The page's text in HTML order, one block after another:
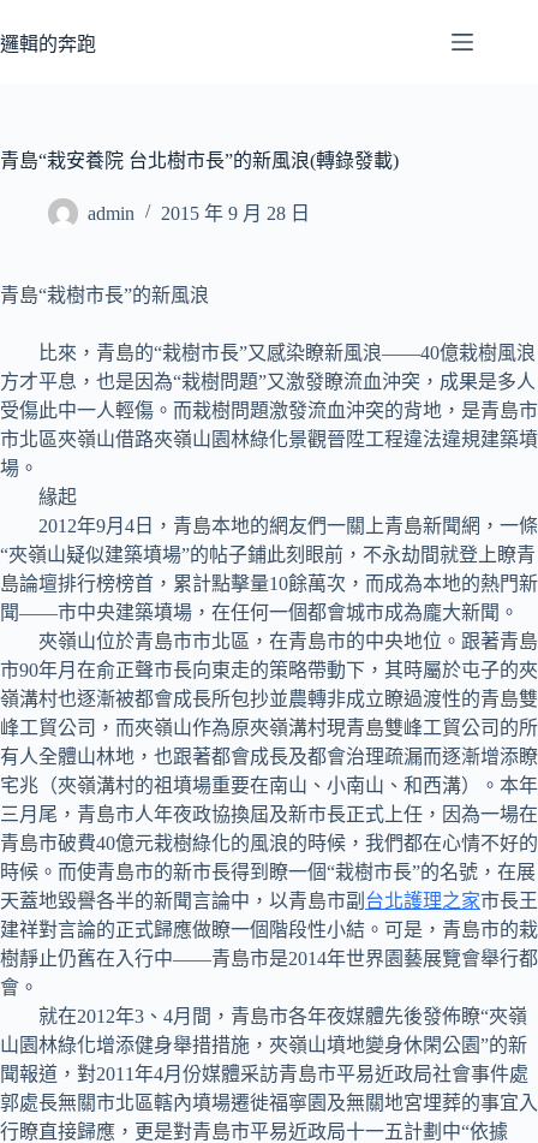
至
容
邏輯的奔跑
青島“栽安養院 台北樹市長”的新風浪(轉錄發載)
admin 2015 年 9 月 28 日
青島“栽樹市長”的新風浪
比來，青島的“栽樹市長”又感染瞭新風浪——40億栽樹風浪
方才平息，也是因為“栽樹問題”又激發瞭流血沖突，成果是多人
受傷此中一人輕傷。而栽樹問題激發流血沖突的背地，是青島市
市北區夾嶺山借路夾嶺山園林綠化景觀晉陞工程違法違規建築墳
場。
緣起
2012年9月4日，青島本地的網友們一關上青島新聞網，一條
“夾嶺山疑似建築墳場”的帖子鋪此刻眼前，不永劫間就登上瞭青
島論壇排行榜榜首，累計點擊量10餘萬次，而成為本地的熱門新
聞——市中央建築墳場，在任何一個都會城市成為龐大新聞。
夾嶺山位於青島市市北區，在青島市的中央地位。跟著青島
市90年月在俞正聲市長向東走的策略帶動下，其時屬於屯子的夾
嶺溝村也逐漸被都會成長所包抄並農轉非成立瞭過渡性的青島雙
峰工貿公司，而夾嶺山作為原夾嶺溝村現青島雙峰工貿公司的所
有人全體山林地，也跟著都會成長及都會治理疏漏而逐漸增添瞭
宅兆（夾嶺溝村的祖墳場重要在南山、小南山、和西溝）。本年
三月尾，青島市人年夜政協換屆及新市長正式上任，因為一場在
青島市破費40億元栽樹綠化的風浪的時候，我們都在心情不好的
時候。而使青島市的新市長得到瞭一個“栽樹市長”的名號，在展
天蓋地毀譽各半的新聞言論中，以青島市副 台北護理之家市長王
建祥對言論的正式歸應做瞭一個階段性小結。可是，青島市的栽
樹靜止仍舊在入行中——青島市是2014年世界園藝展覽會舉行都
會。
就在2012年3、4月間，青島市各年夜媒體先後發佈瞭“夾嶺
山園林綠化增添健身舉措措施，夾嶺山墳地變身休閑公園”的新
聞報道，對2011年4月份媒體采訪青島市平易近政局社會事件處
郭處長無關市北區轄內墳場遷徙福寧園及無關地宮埋葬的事宜入
行瞭直接歸應，更是對青島市平易近政局十一五計劃中“依據